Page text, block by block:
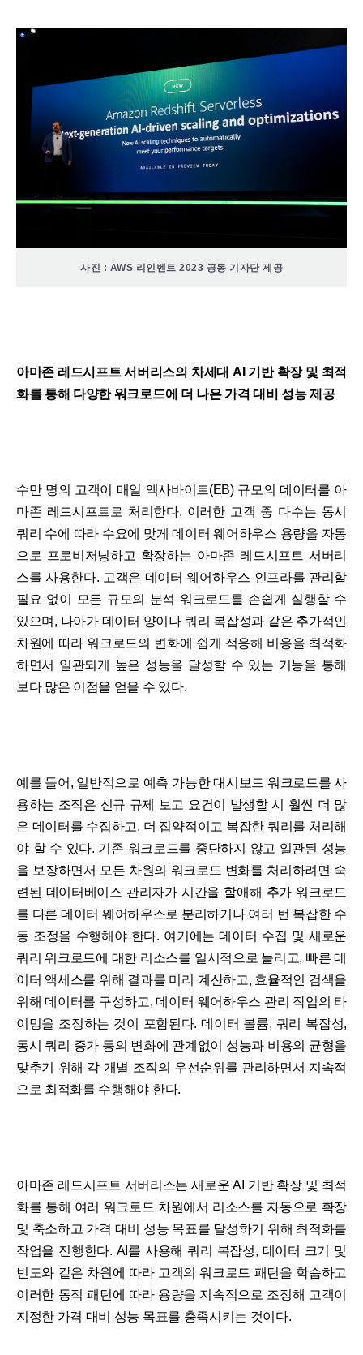
사진 : AWS 리인벤트 2023 공동 기자단 제공
아마존 레드시프트 서버리스의 차세대 AI 기반 확장 및 최적
화를 통해 다양한 워크로드에 더 나은 가격 대비 성능 제공
수만 명의 고객이 매일 엑사바이트(EB) 규모의 데이터를 아
마존 레드시프트로 처리한다. 이러한 고객 중 다수는 동시
쿼리 수에 따라 수요에 맞게 데이터 웨어하우스 용량을 자동
으로 프로비저닝하고 확장하는 아마존 레드시프트 서버리
스를 사용한다. 고객은 데이터 웨어하우스 인프라를 관리할
필요 없이 모든 규모의 분석 워크로드를 손쉽게 실행할 수
있으며, 나아가 데이터 양이나 쿼리 복잡성과 같은 추가적인
차원에 따라 워크로드의 변화에 쉽게 적응해 비용을 최적화
하면서 일관되게 높은 성능을 달성할 수 있는 기능을 통해
보다 많은 이점을 얻을 수 있다.
예를 들어, 일반적으로 예측 가능한 대시보드 워크로드를 사
용하는 조직은 신규 규제 보고 요건이 발생할 시 훨씬 더 많
은 데이터를 수집하고, 더 집약적이고 복잡한 쿼리를 처리해
야 할 수 있다. 기존 워크로드를 중단하지 않고 일관된 성능
을 보장하면서 모든 차원의 워크로드 변화를 처리하려면 숙
련된 데이터베이스 관리자가 시간을 할애해 추가 워크로드
를 다른 데이터 웨어하우스로 분리하거나 여러 번 복잡한 수
동 조정을 수행해야 한다. 여기에는 데이터 수집 및 새로운
쿼리 워크로드에 대한 리소스를 일시적으로 늘리고, 빠른 데
이터 액세스를 위해 결과를 미리 계산하고, 효율적인 검색을
위해 데이터를 구성하고, 데이터 웨어하우스 관리 작업의 타
이밍을 조정하는 것이 포함된다. 데이터 볼륨, 쿼리 복잡성,
동시 쿼리 증가 등의 변화에 관계없이 성능과 비용의 균형을
맞추기 위해 각 개별 조직의 우선순위를 관리하면서 지속적
으로 최적화를 수행해야 한다.
아마존 레드시프트 서버리스는 새로운 AI 기반 확장 및 최적
화를 통해 여러 워크로드 차원에서 리소스를 자동으로 확장
및 축소하고 가격 대비 성능 목표를 달성하기 위해 최적화를
작업을 진행한다. AI를 사용해 쿼리 복잡성, 데이터 크기 및
빈도와 같은 차원에 따라 고객의 워크로드 패턴을 학습하고
이러한 동적 패턴에 따라 용량을 지속적으로 조정해 고객이
지정한 가격 대비 성능 목표를 충족시키는 것이다.